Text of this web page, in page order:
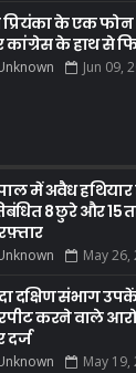
के एक फोन
कांग्रेस के हाथ से
Jun 09,
में अवैध
8 छुरे और
May 26,
दक्षिण संभाग
करने वाले
दर्ज
May 19,